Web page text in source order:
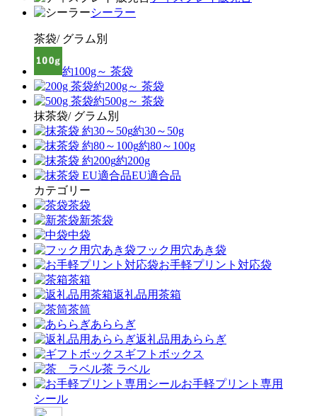
シーラー
茶袋/ グラム別
約100g～ 茶袋
約200g～ 茶袋
約500g～ 茶袋
抹茶袋/ グラム別
約30～50g
約80～100g
約200g
EU適合品
カテゴリー
茶袋
新茶袋
中袋
フック用穴あき袋
お手軽プリント対応袋
茶箱
返礼品用茶箱
茶筒
あららぎ
返礼品用あららぎ
ギフトボックス
茶 ラベル
お手軽プリント専用
シール